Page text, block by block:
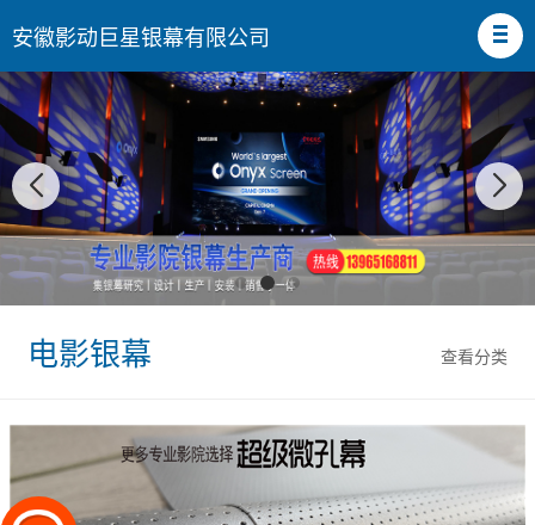
安徽影动巨星银幕有限公司
查看分类
电影银幕